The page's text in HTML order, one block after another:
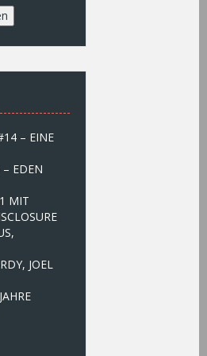
– EINE
EDEN
MIT
JOEL